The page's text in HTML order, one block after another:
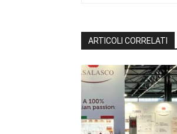
ARTICOLI CORRELATI